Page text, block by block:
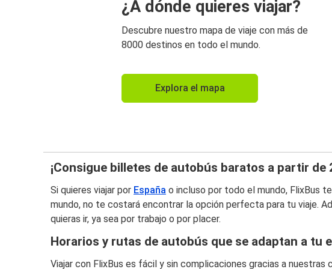
¿A dónde quieres viajar?
Descubre nuestro mapa de viaje con más de
8000 destinos en todo el mundo.
Explora el mapa
¡Consigue billetes de autobús baratos a partir de
Si quieres viajar por España o incluso por todo el mundo, FlixBus
mundo, no te costará encontrar la opción perfecta para tu viaje.
quieras ir, ya sea por trabajo o por placer.
Horarios y rutas de autobús que se adaptan a tu
Viajar con FlixBus es fácil y sin complicaciones gracias a